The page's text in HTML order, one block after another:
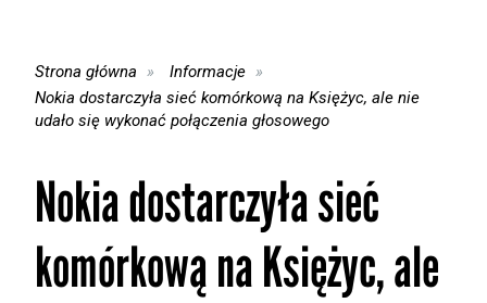
Strona główna
Informacje
Nokia dostarczyła sieć komórkową na Księżyc, ale nie
udało się wykonać połączenia głosowego
Nokia dostarczyła sieć
komórkową na Księżyc, ale